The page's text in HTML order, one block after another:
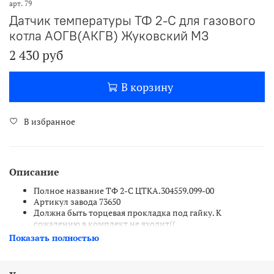
арт. 79
Датчик температуры ТФ 2-С для газового
котла АОГВ(АКГВ) Жуковский МЗ
2 430 руб
В корзину
В избранное
Описание
Полное название ТФ 2-С ЦТКА.304559.099-00
Артикул завода 73650
Должна быть торцевая прокладка под гайку. К
сожалению в комплект не входит((
Устанавливался на газовые котлы АОГВ и АКГВ 11,6 ЖМЗ
Показать полностью